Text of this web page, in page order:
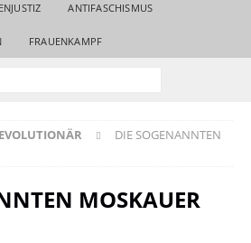
ANTIFASCHISMUS
FRAUENKAMPF
DIE SOGENANNTEN
MOSKAUER